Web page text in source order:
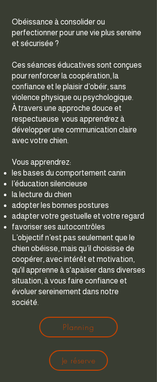
Obéissance à consolider ou
perfectionner pour une vie plus sereine
et sécurisée ?
Ces séances éducatives sont conçues
pour renforcer la coopération, la
confiance et le plaisir d’obéir, sans
violence physique ou psychologique.
À travers une approche douce et
respectueuse vous apprendrez à
développer une communication claire
avec votre chien.
Vous apprendrez:
les bases du comportement canin
l’éducation silencieuse
la lecture du chien
adopter les bonnes postures
adapter votre gestuelle et votre regard
favoriser ses autocontrôles
L’objectif n’est pas seulement que le
chien obéisse, mais qu’il choisisse de
coopérer, avec intérêt et motivation,
qu'il apprenne à s'apaiser dans diverses
situation, à vous faire confiance et
évoluer sereinement dans notre
société.
Planning
Je réserve